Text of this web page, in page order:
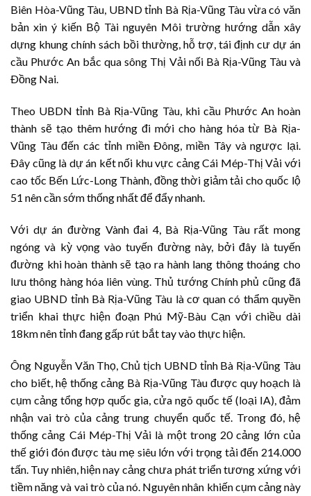
Biên Hòa-Vũng Tàu, UBND tỉnh Bà Rịa-Vũng Tàu vừa có văn
bản xin ý kiến Bộ Tài nguyên Môi trường hướng dẫn xây
dựng khung chính sách bồi thường, hỗ trợ, tái định cư dự án
cầu Phước An bắc qua sông Thị Vải nối Bà Rịa-Vũng Tàu và
Ðồng Nai.
Theo UBDN tỉnh Bà Rịa-Vũng Tàu, khi cầu Phước An hoàn
thành sẽ tạo thêm hướng đi mới cho hàng hóa từ Bà Rịa-
Vũng Tàu đến các tỉnh miền Ðông, miền Tây và ngược lại.
Ðây cũng là dự án kết nối khu vực cảng Cái Mép-Thị Vải với
cao tốc Bến Lức-Long Thành, đồng thời giảm tải cho quốc lộ
51 nên cần sớm thống nhất để đẩy nhanh.
Với dự án đường Vành đai 4, Bà Rịa-Vũng Tàu rất mong
ngóng và kỳ vọng vào tuyến đường này, bởi đây là tuyến
đường khi hoàn thành sẽ tạo ra hành lang thông thoáng cho
lưu thông hàng hóa liên vùng. Thủ tướng Chính phủ cũng đã
giao UBND tỉnh Bà Rịa-Vũng Tàu là cơ quan có thẩm quyền
triển khai thực hiện đoạn Phú Mỹ-Bàu Cạn với chiều dài
18km nên tỉnh đang gấp rút bắt tay vào thực hiện.
Ông Nguyễn Văn Thọ, Chủ tịch UBND tỉnh Bà Rịa-Vũng Tàu
cho biết, hệ thống cảng Bà Rịa-Vũng Tàu được quy hoạch là
cụm cảng tổng hợp quốc gia, cửa ngõ quốc tế (loại IA), đảm
nhận vai trò của cảng trung chuyển quốc tế. Trong đó, hệ
thống cảng Cái Mép-Thị Vải là một trong 20 cảng lớn của
thế giới đón được tàu mẹ siêu lớn với trọng tải đến 214.000
tấn. Tuy nhiên, hiện nay cảng chưa phát triển tương xứng với
tiềm năng và vai trò của nó. Nguyên nhân khiến cụm cảng này